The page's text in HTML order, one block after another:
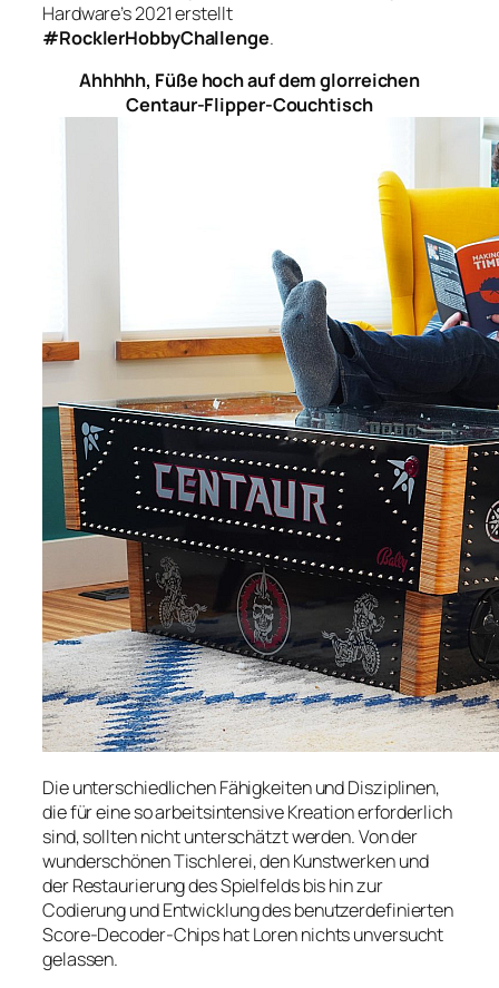
Hardware’s 2021 erstellt
#RocklerHobbyChallenge.
Ahhhhh, Füße hoch auf dem glorreichen
Centaur-Flipper-Couchtisch
Die unterschiedlichen Fähigkeiten und Disziplinen,
die für eine so arbeitsintensive Kreation erforderlich
sind, sollten nicht unterschätzt werden. Von der
wunderschönen Tischlerei, den Kunstwerken und
der Restaurierung des Spielfelds bis hin zur
Codierung und Entwicklung des benutzerdefinierten
Score-Decoder-Chips hat Loren nichts unversucht
gelassen.